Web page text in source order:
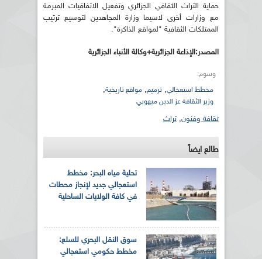
حماية التراث الثقافي الجزائري وتفعيل الاتفاقيات المبرمة
مع وزارات أخرى لاسيما وزارة المجاهدين لتوسيع ترتيب
الممتلكات الثقافية "لمواقع الذاكرة".
المصدر:الإذاعة الجزائرية+وكالة الأنباء الجزائرية
وسوم:
مخطط استعجالي, ترميم, مواقع تاريخية,
وزير الثقافة عز الدين ميهوبي
ثقافة وفنون, تراث
طالع ايضاً
تحلية مياه البحر: مخطط
استعجالي جديد لإنجاز محطات
في كافة الولايات الساحلية
سوق النقل البحري للسلع:
مخطط حكومي استعجالي